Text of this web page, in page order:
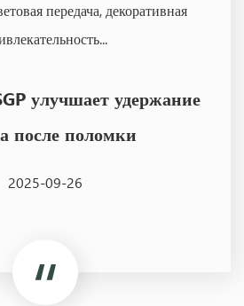
передача, декоративная
улучшает удержание
после поломки
2025-09-26